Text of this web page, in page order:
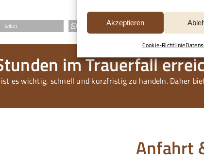
Akzeptieren
Cookie-Richtlinie
teilen
im Trauerfall
es wichtig, schnell und kurzfristig zu handeln. Daher
Anfahrt